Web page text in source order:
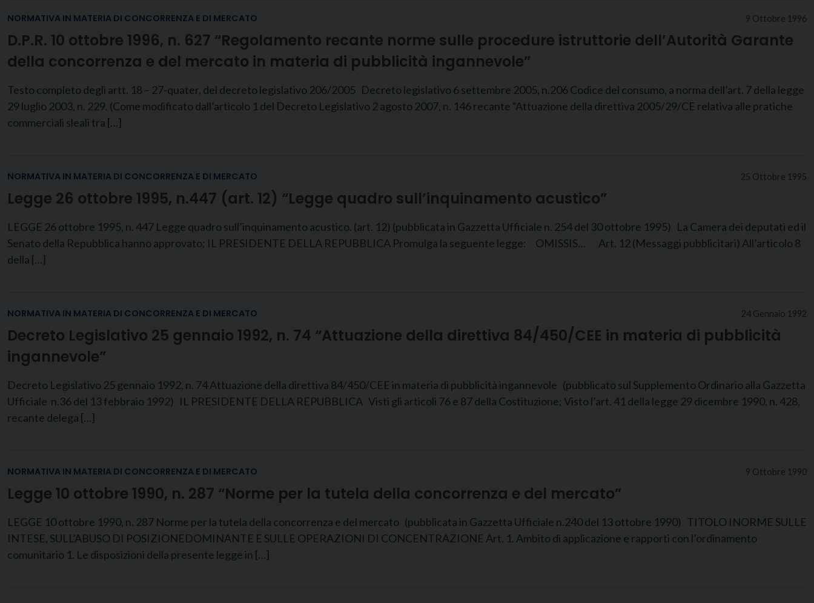
9 Ottobre 1996
NORMATIVA IN MATERIA DI CONCORRENZA E DI MERCATO
D.P.R. 10 ottobre 1996, n. 627 “Regolamento recante norme sulle procedure istruttorie dell’Autorità Garante
della concorrenza e del mercato in materia di pubblicità ingannevole”
Testo completo degli artt. 18 – 27-quater, del decreto legislativo 206/2005 Decreto legislativo 6 settembre 2005, n.206 Codice del consumo, a norma dell’art. 7 della legge
29 luglio 2003, n. 229. (Come modificato dall’articolo 1 del Decreto Legislativo 2 agosto 2007, n. 146 recante “Attuazione della direttiva 2005/29/CE relativa alle pratiche
commerciali sleali tra […]
25 Ottobre 1995
NORMATIVA IN MATERIA DI CONCORRENZA E DI MERCATO
Legge 26 ottobre 1995, n.447 (art. 12) “Legge quadro sull’inquinamento acustico”
LEGGE 26 ottobre 1995, n. 447 Legge quadro sull’inquinamento acustico. (art. 12) (pubblicata in Gazzetta Ufficiale n. 254 del 30 ottobre 1995) La Camera dei deputati ed il
Senato della Repubblica hanno approvato; IL PRESIDENTE DELLA REPUBBLICA Promulga la seguente legge: OMISSIS… Art. 12 (Messaggi pubblicitari) All’articolo 8
della […]
24 Gennaio 1992
NORMATIVA IN MATERIA DI CONCORRENZA E DI MERCATO
Decreto Legislativo 25 gennaio 1992, n. 74 “Attuazione della direttiva 84/450/CEE in materia di pubblicità
ingannevole”
Decreto Legislativo 25 gennaio 1992, n. 74 Attuazione della direttiva 84/450/CEE in materia di pubblicità ingannevole (pubblicato sul Supplemento Ordinario alla Gazzetta
Ufficiale n.36 del 13 febbraio 1992) IL PRESIDENTE DELLA REPUBBLICA Visti gli articoli 76 e 87 della Costituzione; Visto l’art. 41 della legge 29 dicembre 1990, n. 428,
recante delega […]
9 Ottobre 1990
NORMATIVA IN MATERIA DI CONCORRENZA E DI MERCATO
Legge 10 ottobre 1990, n. 287 “Norme per la tutela della concorrenza e del mercato”
LEGGE 10 ottobre 1990, n. 287 Norme per la tutela della concorrenza e del mercato (pubblicata in Gazzetta Ufficiale n.240 del 13 ottobre 1990) TITOLO INORME SULLE
INTESE, SULL’ABUSO DI POSIZIONEDOMINANTE E SULLE OPERAZIONI DI CONCENTRAZIONE Art. 1. Ambito di applicazione e rapporti con l’ordinamento
comunitario 1. Le disposizioni della presente legge in […]